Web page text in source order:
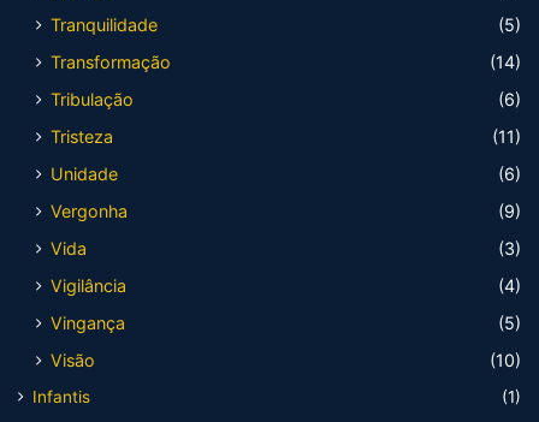
Tranquilidade
(5)
Transformação
(14)
Tribulação
(6)
Tristeza
(11)
Unidade
(6)
Vergonha
(9)
Vida
(3)
Vigilância
(4)
Vingança
(5)
Visão
(10)
Infantis
(1)